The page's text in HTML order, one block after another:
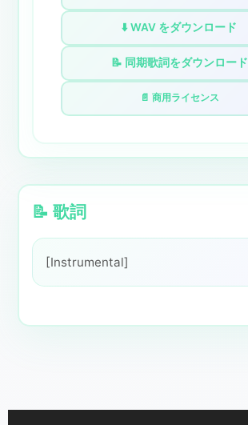
⬇️ WAV をダウンロード
📝 同期歌詞をダウンロード
📄 商用ライセンス
📝 歌詞
[Instrumental]